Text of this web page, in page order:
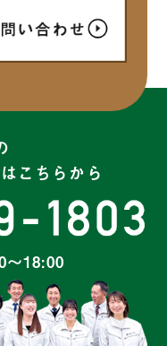
こちらから
～18:00